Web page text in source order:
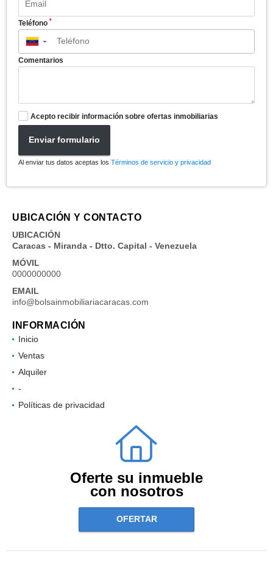
Teléfono *
▼
Comentarios
Acepto recibir información sobre ofertas inmobiliarias
Enviar formulario
Al enviar tus datos aceptas los Términos de servicio y privacidad
UBICACIÓN Y CONTACTO
UBICACIÓN
Caracas - Miranda - Dtto. Capital - Venezuela
MÓVIL
0000000000
EMAIL
info@bolsainmobiliariacaracas.com
INFORMACIÓN
Inicio
Ventas
Alquiler
-
Políticas de privacidad
Oferte su inmueble
con nosotros
OFERTAR